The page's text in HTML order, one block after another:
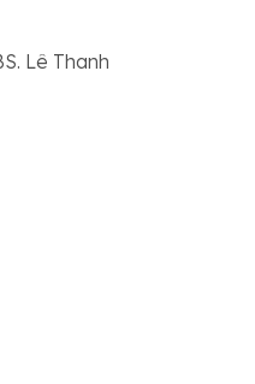
Lê Thanh